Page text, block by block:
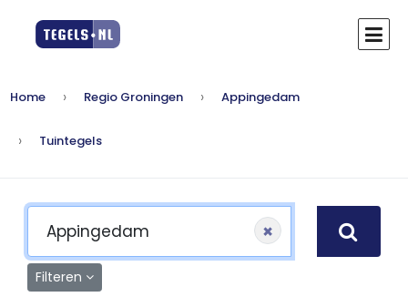
Home Regio Groningen Appingedam
Tuintegels
×
Filteren